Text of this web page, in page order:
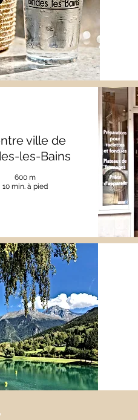
ville de
les-Bains
600 m
10 min. à pied